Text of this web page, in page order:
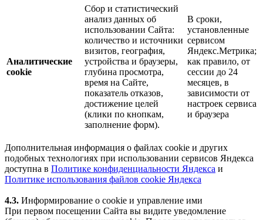
Аналитические
cookie
Сбор и статистический
анализ данных об
использовании Сайта:
количество и источники
визитов, география,
устройства и браузеры,
глубина просмотра,
время на Сайте,
показатель отказов,
достижение целей
(клики по кнопкам,
заполнение форм).
В сроки,
установленные
сервисом
Яндекс.Метрика;
как правило, от
сессии до 24
месяцев, в
зависимости от
настроек сервиса
и браузера
Дополнительная информация о файлах cookie и других
подобных технологиях при использовании сервисов Яндекса
доступна в Политике конфиденциальности Яндекса и
Политике использования файлов cookie Яндекса
4.3. Информирование о cookie и управление ими
При первом посещении Сайта вы видите уведомление